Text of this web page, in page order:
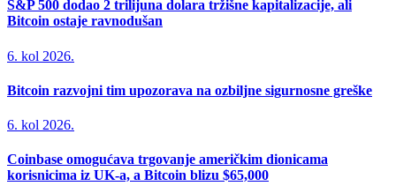
S&P 500 dodao 2 trilijuna dolara tržišne kapitalizacije, ali
Bitcoin ostaje ravnodušan
6. kol 2026.
Bitcoin razvojni tim upozorava na ozbiljne sigurnosne greške
6. kol 2026.
Coinbase omogućava trgovanje američkim dionicama
korisnicima iz UK-a, a Bitcoin blizu $65,000